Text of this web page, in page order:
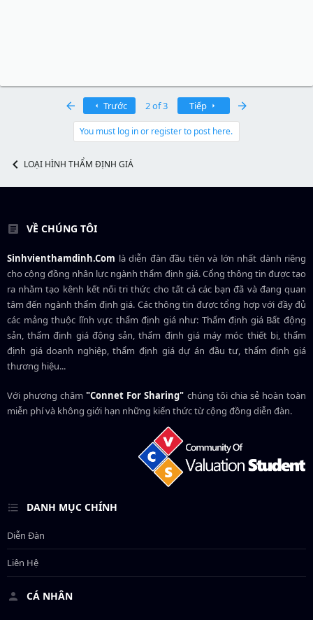
Trước 2 of 3 Tiếp
You must log in or register to post here.
LOẠI HÌNH THẨM ĐỊNH GIÁ
VỀ CHÚNG TÔI
Sinhvienthamdinh.Com là diễn đàn đầu tiên và lớn nhất dành riêng
cho cộng đồng nhân lực ngànhthẩm định giá. Cổng thông tin được tạo
ra nhằm tạo kênh kết nối tri thức cho tất cả các bạn đã và đang quan
tâm đến ngành thẩm định giá. Các thông tin được tổng hợp với đầy đủ
các mảng thuộc lĩnh vực thẩm định giá như: Thẩm định giá Bất động
sản, thẩm định giá động sản, thẩm định giá máy móc thiết bị, thẩm
định giá doanh nghiệp, thẩm định giá dự án đầu tư, thẩm định giá
thương hiệu...
Với phương châm"Connet For Sharing" chúng tôi chia sẻ hoàn toàn
miễn phí và không giới hạn những kiến thức từ cộng đồng diễn đàn.
DANH MỤC CHÍNH
Diễn Đàn
Liên Hệ
CÁ NHÂN